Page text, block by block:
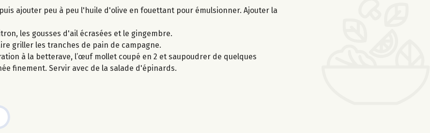
ajouter peu à peu l'huile d'olive en fouettant pour émulsionner. Ajouter la
les gousses d'ail écrasées et le gingembre.
griller les tranches de pain de campagne.
à la betterave, l’œuf mollet coupé en 2 et saupoudrer de quelques
finement. Servir avec de la salade d'épinards.